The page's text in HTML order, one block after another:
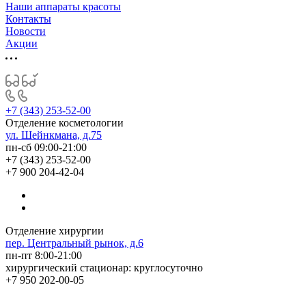
Наши аппараты красоты
Контакты
Новости
Акции
+7 (343) 253-52-00
Отделение косметологии
ул. Шейнкмана, д.75
пн-сб 09:00-21:00
+7 (343) 253-52-00
+7 900 204-42-04
Отделение хирургии
пер. Центральный рынок, д.6
пн-пт 8:00-21:00
хирургический стационар: круглосуточно
+7 950 202-00-05